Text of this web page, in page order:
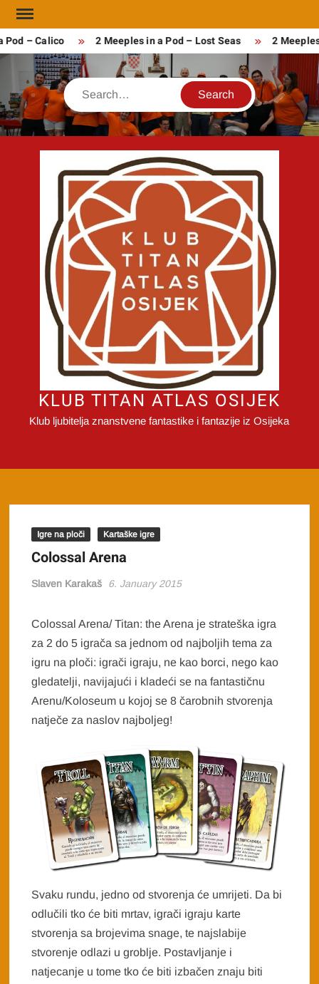
Skip
to
content– Calico 2 Meeples in a Pod – Lost Seas 2
Search
KLUB TITAN ATLAS OSIJEK
Klub ljubitelja znanstvene fantastike i fantazije iz Osijeka
Igre na ploči Kartaške igre
Colossal Arena
Slaven Karakaš 6. January 2015
Colossal Arena/ Titan: the Arena je strateška igra
za 2 do 5 igrača sa jednom od najboljih tema za
igru na ploči: igrači igraju, ne kao borci, nego kao
gledatelji, navijajući i kladeći se na fantastičnu
Arenu/Koloseum u kojoj se 8 čarobnih stvorenja
natječe za naslov najboljeg!
Svaku rundu, jedno od stvorenja će umrijeti. Da bi
odlučili tko će biti mrtav, igrači igraju karte
stvorenja sa brojevima snage, te najslabije
stvorenje odlazi u groblje. Postavljanje i
natjecanje u tome tko će biti izbačen znaju biti